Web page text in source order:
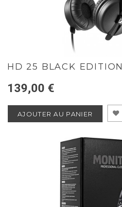
HD 25 BLACK EDITION
139,00 €
AJOUTER AU PANIER